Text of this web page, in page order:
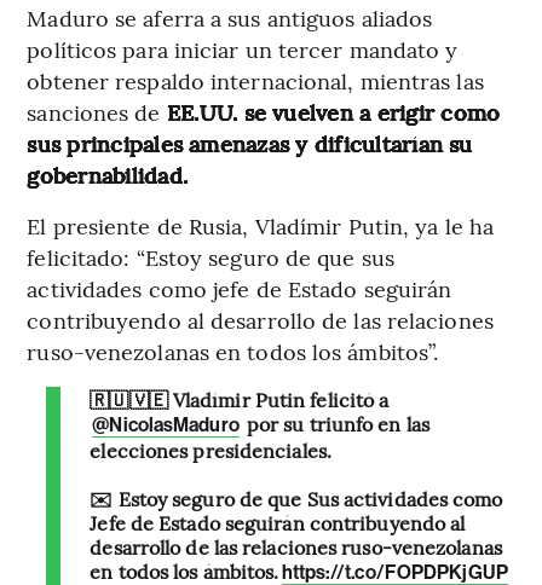
Maduro se aferra a sus antiguos aliados
políticos para iniciar un tercer mandato y
obtener respaldo internacional, mientras las
sanciones de EE.UU. se vuelven a erigir como
sus principales amenazas y dificultarían su
gobernabilidad.
El presiente de Rusia, Vladímir Putin, ya le ha
felicitado: “Estoy seguro de que sus
actividades como jefe de Estado seguirán
contribuyendo al desarrollo de las relaciones
ruso-venezolanas en todos los ámbitos”.
🇷🇺🇻🇪 Vladímir Putin felicitó a
@NicolasMaduro por su triunfo en las
elecciones presidenciales.
✉️ Estoy seguro de que Sus actividades como
Jefe de Estado seguirán contribuyendo al
desarrollo de las relaciones ruso-venezolanas
en todos los ámbitos.https://t.co/FOPDPKjGUP